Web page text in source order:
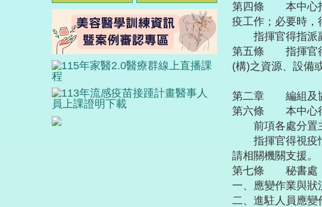
第四條 本中心指
疫工作；必要時，
指揮官得指派副
第五條 指揮官得
(構)之資源、設備
第二章 編組及
第六條 本中心得
前項各處分置主
指揮官得視疫情
請相關機關支援。
第七條 秘書處，
一、應變作業與狀
二、進駐人員應變